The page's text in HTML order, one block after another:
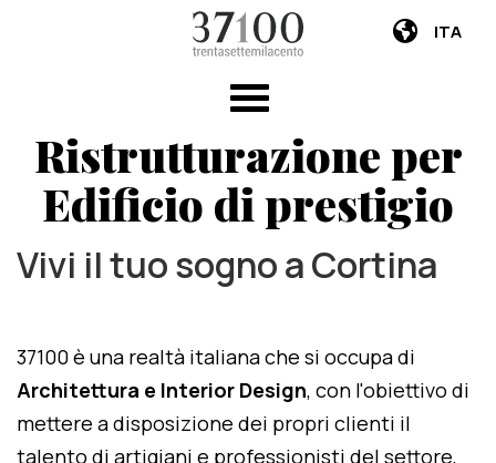
ITA
Ristrutturazione per
Edificio di prestigio
Vivi il tuo sogno a Cortina
37100 è una realtà italiana che si occupa di
Architettura e Interior Design, con l'obiettivo di
mettere a disposizione dei propri clienti il
talento di artigiani e professionisti del settore,